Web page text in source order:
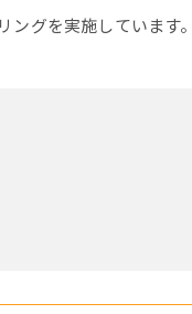
ングを実施しています